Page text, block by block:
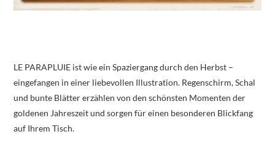
LE PARAPLUIE ist wie ein Spaziergang durch den Herbst –
eingefangen in einer liebevollen Illustration. Regenschirm, Schal
und bunte Blätter erzählen von den schönsten Momenten der
goldenen Jahreszeit und sorgen für einen besonderen Blickfang
auf Ihrem Tisch.